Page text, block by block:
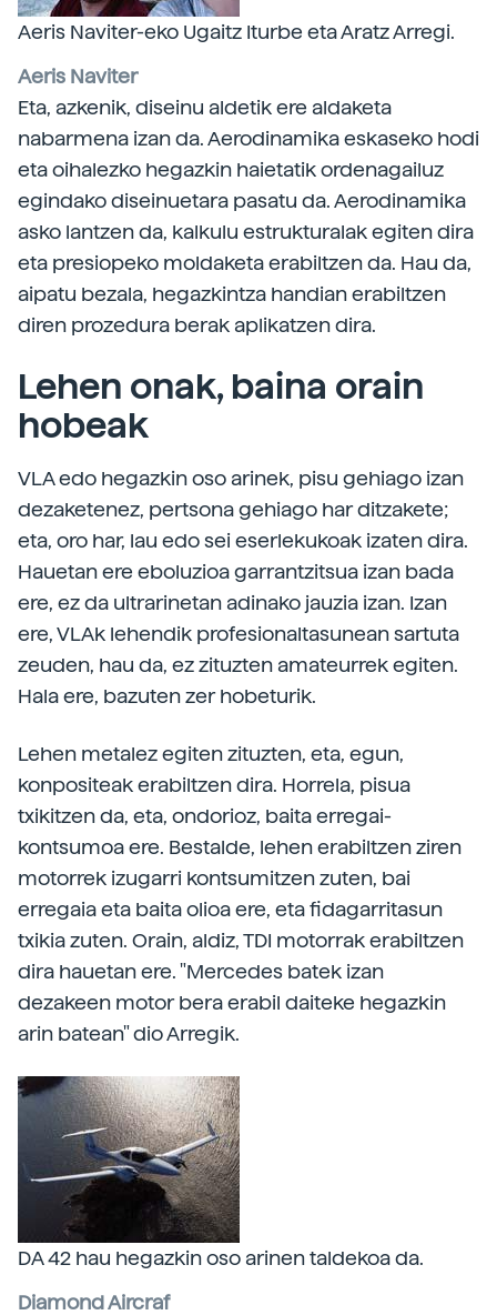
Aeris Naviter-eko Ugaitz Iturbe eta Aratz Arregi.
Aeris Naviter
Eta, azkenik, diseinu aldetik ere aldaketa
nabarmena izan da. Aerodinamika eskaseko hodi
eta oihalezko hegazkin haietatik ordenagailuz
egindako diseinuetara pasatu da. Aerodinamika
asko lantzen da, kalkulu estrukturalak egiten dira
eta presiopeko moldaketa erabiltzen da. Hau da,
aipatu bezala, hegazkintza handian erabiltzen
diren prozedura berak aplikatzen dira.
Lehen onak, baina orain
hobeak
VLA edo hegazkin oso arinek, pisu gehiago izan
dezaketenez, pertsona gehiago har ditzakete;
eta, oro har, lau edo sei eserlekukoak izaten dira.
Hauetan ere eboluzioa garrantzitsua izan bada
ere, ez da ultrarinetan adinako jauzia izan. Izan
ere, VLAk lehendik profesionaltasunean sartuta
zeuden, hau da, ez zituzten amateurrek egiten.
Hala ere, bazuten zer hobeturik.
Lehen metalez egiten zituzten, eta, egun,
konpositeak erabiltzen dira. Horrela, pisua
txikitzen da, eta, ondorioz, baita erregai-
kontsumoa ere. Bestalde, lehen erabiltzen ziren
motorrek izugarri kontsumitzen zuten, bai
erregaia eta baita olioa ere, eta fidagarritasun
txikia zuten. Orain, aldiz, TDI motorrak erabiltzen
dira hauetan ere. "Mercedes batek izan
dezakeen motor bera erabil daiteke hegazkin
arin batean" dio Arregik.
DA 42 hau hegazkin oso arinen taldekoa da.
Diamond Aircraf